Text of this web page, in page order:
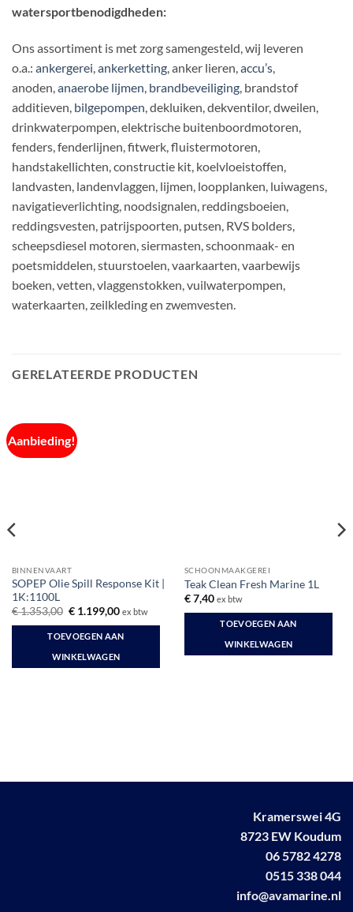
watersportbenodigdheden:
Ons assortiment is met zorg samengesteld, wij leveren
o.a.: ankergerei ankerketting , anker lieren, accu’s
anoden, anaerobe lijmen brandbeveiliging , brandstof
additieven, bilgepompen , dekluiken, dekventilor, dweilen,
drinkwaterpompen, elektrische buitenboordmotoren,
fenders, fenderlijnen, fitwerk, fluistermotoren,
handstakellichten, constructie kit, koelvloeistoffen,
landvasten, landenvlaggen, lijmen, loopplanken, luiwagens,
navigatieverlichting, noodsignalen, reddingsboeien,
reddingsvesten, patrijspoorten, putsen, RVS bolders,
scheepsdiesel motoren, siermasten, schoonmaak- en
poetsmiddelen, stuurstoelen, vaarkaarten, vaarbewijs
boeken, vetten, vlaggenstokken, vuilwaterpompen,
waterkaarten, zeilkleding en zwemvesten.
GERELATEERDE PRODUCTEN
Aanbieding!
BINNENVAART
SOPEP Olie Spill Response Kit |
1K:1100L
€1.353,00 Oorspronkelijke
was:
€ 1.353,00.
€1.199,00Huidige
is:
€ 1.199,00.
ex btw
TOEVOEGEN AAN
WINKELWAGEN
SCHOONMAAKGEREI
Teak Clean Fresh Marine 1L
€7,40 ex btw
TOEVOEGEN AAN
WINKELWAGEN
Kramerswei 4G
8723 EW Koudum
06 5782 4278
0515 338 044
info@avamarine.nl